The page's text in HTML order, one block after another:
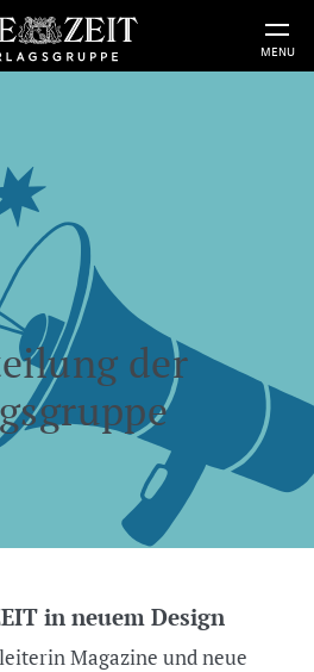
MENU
der
in neuem Design
Magazine und neue